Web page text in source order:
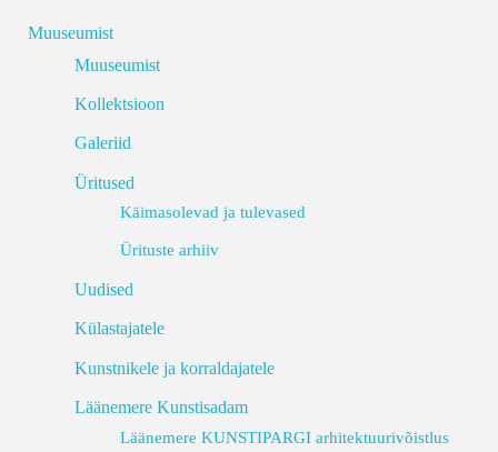
Muuseumist
Muuseumist
Kollektsioon
Galeriid
Üritused
Käimasolevad ja tulevased
Ürituste arhiiv
Uudised
Külastajatele
Kunstnikele ja korraldajatele
Läänemere Kunstisadam
Läänemere KUNSTIPARGI arhitektuurivõistlus